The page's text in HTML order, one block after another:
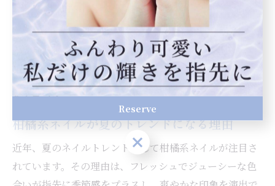
で仕上げてもらうと、より美しく長持ちさせられます。
トレンド感ある柑橘系ネイルの
選び方
柑橘系ネイルが夏のトレンドになる理由
近年、夏のネイルトレンドとして柑橘系ネイルが注目さ
れています。その理由は、フレッシュでジューシーな色
Reserve
Reserve